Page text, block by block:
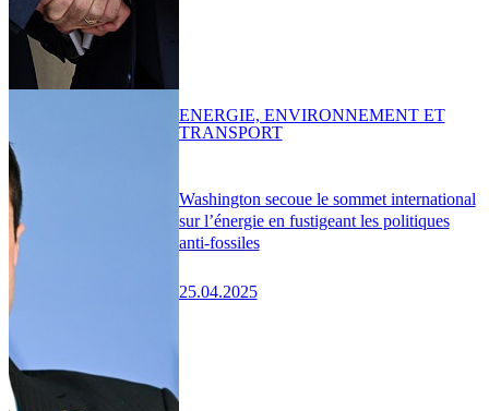
Washington secoue le sommet international
sur l’énergie en fustigeant les politiques
anti-fossiles
25.04.2025
ENERGIE, ENVIRONNEMENT ET
TRANSPORT